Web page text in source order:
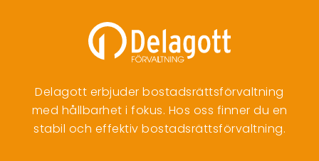
Delagott erbjuder bostadsrättsförvaltning
med hållbarhet i fokus. Hos oss finner du en
stabil och effektiv bostadsrättsförvaltning.